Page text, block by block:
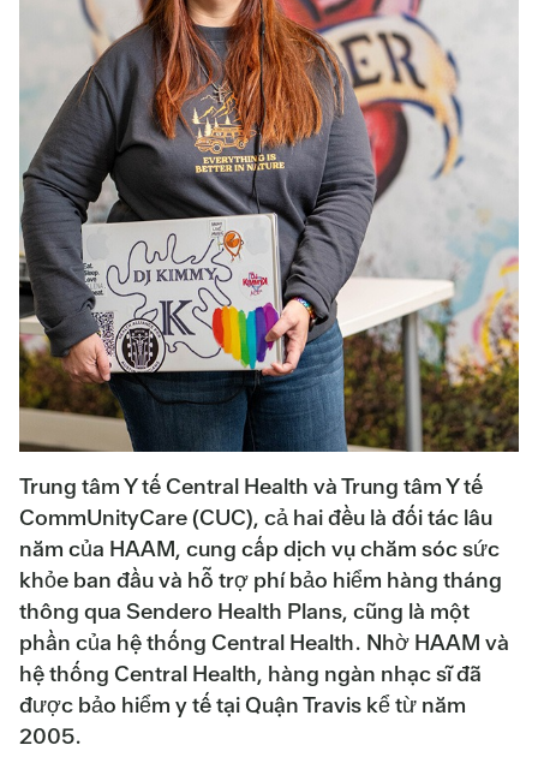
Trung tâm Y tế Central Health và Trung tâm Y tế
CommUnityCare (CUC), cả hai đều là đối tác lâu
năm của HAAM, cung cấp dịch vụ chăm sóc sức
khỏe ban đầu và hỗ trợ phí bảo hiểm hàng tháng
thông qua Sendero Health Plans, cũng là một
phần của hệ thống Central Health. Nhờ HAAM và
hệ thống Central Health, hàng ngàn nhạc sĩ đã
được bảo hiểm y tế tại Quận Travis kể từ năm
2005.